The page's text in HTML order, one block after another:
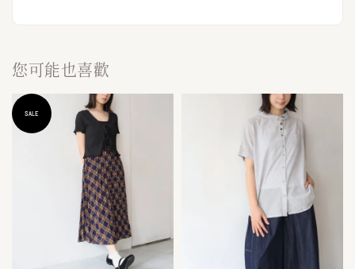
您可能也喜歡
SALE